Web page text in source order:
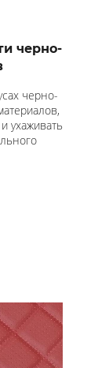
черно-
черно-
ухаживать